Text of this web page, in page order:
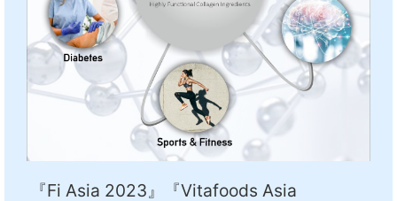
『Fi Asia 2023』『Vitafoods Asia